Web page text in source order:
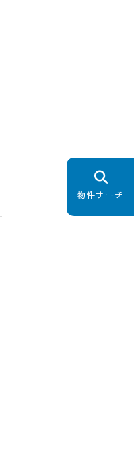
物件サーチ